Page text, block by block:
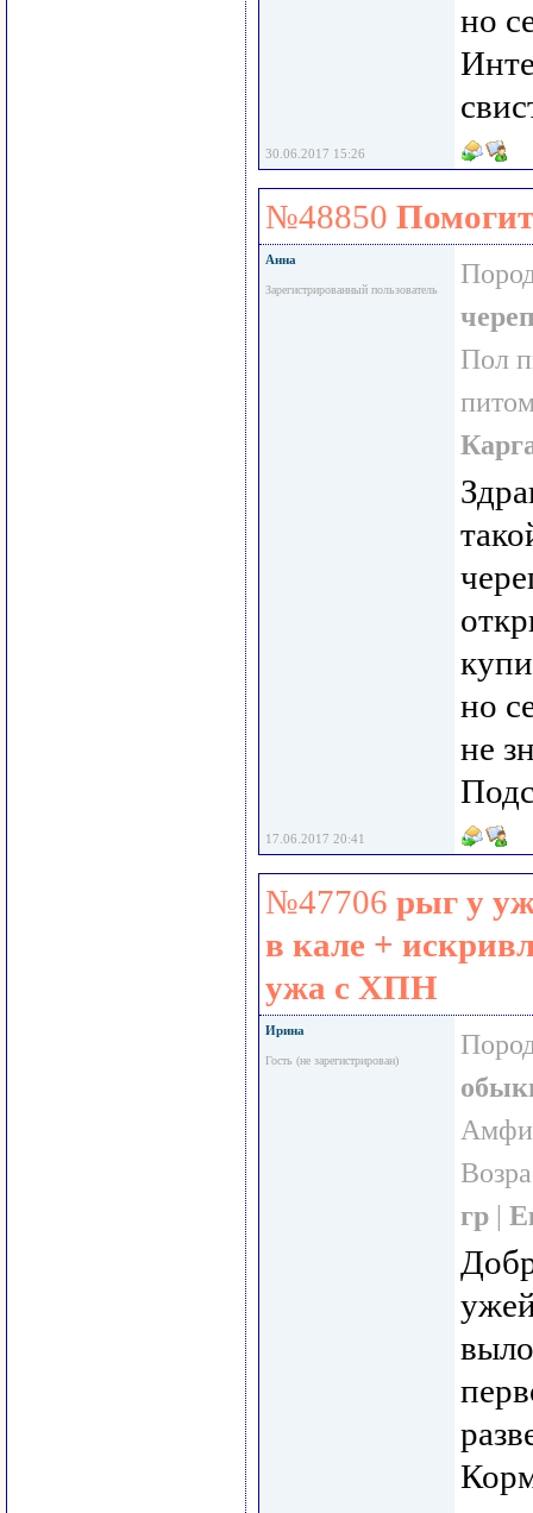
но
30.06.2017 15:26
№48850
Анна
Зарегистрированный пользователь
Пол
но
не
17.06.2017 20:41
№47706 рыг у
в кале +
ужа с ХПН
Ирина
Гость (не зарегистрирован)
гр |